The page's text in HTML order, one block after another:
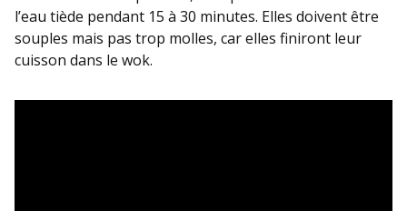
l’eau tiède pendant 15 à 30 minutes. Elles doivent être
souples mais pas trop molles, car elles finiront leur
cuisson dans le wok.